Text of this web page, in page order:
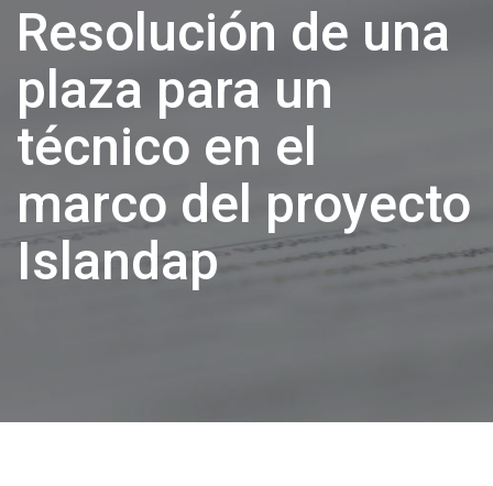
Resolución de una
plaza para un
técnico en el
marco del proyecto
Islandap